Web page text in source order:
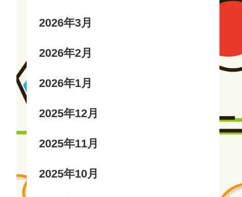
2026年3月
2026年2月
2026年1月
2025年12月
2025年11月
2025年10月